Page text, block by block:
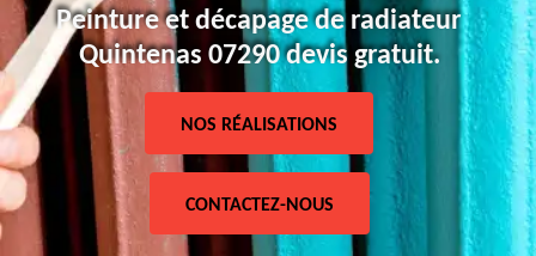
Peinture et décapage de radiateur
Quintenas 07290 devis gratuit.
NOS RÉALISATIONS
CONTACTEZ-NOUS